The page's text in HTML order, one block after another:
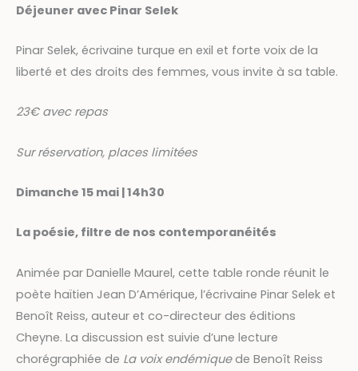
Déjeuner avec Pinar Selek
Pinar Selek, écrivaine turque en exil et forte voix de la
liberté et des droits des femmes, vous invite à sa table.
23€ avec repas
Sur réservation, places limitées
Dimanche 15 mai | 14h30
La poésie, filtre de nos contemporanéités
Animée par Danielle Maurel, cette table ronde réunit le
poète haïtien Jean D’Amérique, l’écrivaine Pinar Selek et
Benoît Reiss, auteur et co-directeur des éditions
Cheyne. La discussion est suivie d’une lecture
chorégraphiée de La voix endémiquede Benoît Reiss